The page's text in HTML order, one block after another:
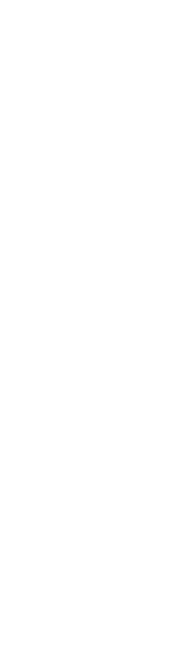
輩朋友，或有得之，那都是我的祝